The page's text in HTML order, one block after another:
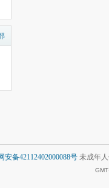
安备42112402000088号 未成年